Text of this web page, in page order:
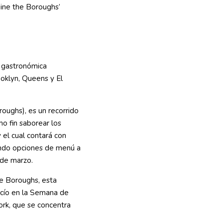
Queens y El
es un recorrido
fin saborear los
cual contará con
opciones de menú a
marzo.
Boroughs, esta
en la Semana de
que se concentra